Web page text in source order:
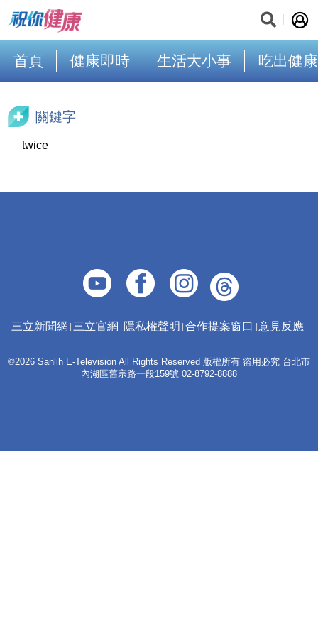
首頁 健康即時 生活大小事 吃出健康
關鍵字
twice
三立新聞網 三立官網 隱私權聲明 合作提案窗口 意見反應
©2026 Sanlih E-Television All Rights Reserved 版權所有 盜用必究 台北市
內湖區舊宗路一段159號 02-8792-8888